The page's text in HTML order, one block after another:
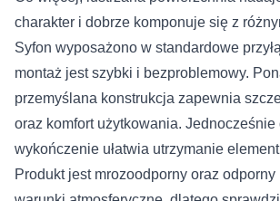
charakter i dobrze komponuje się z
Syfon wyposażono w standardowe
montaż jest szybki i bezproblemowy.
przemyślana konstrukcja zapewnia
oraz komfort użytkowania. Jednocześnie
wykończenie ułatwia utrzymanie
Produkt jest mrozoodporny oraz